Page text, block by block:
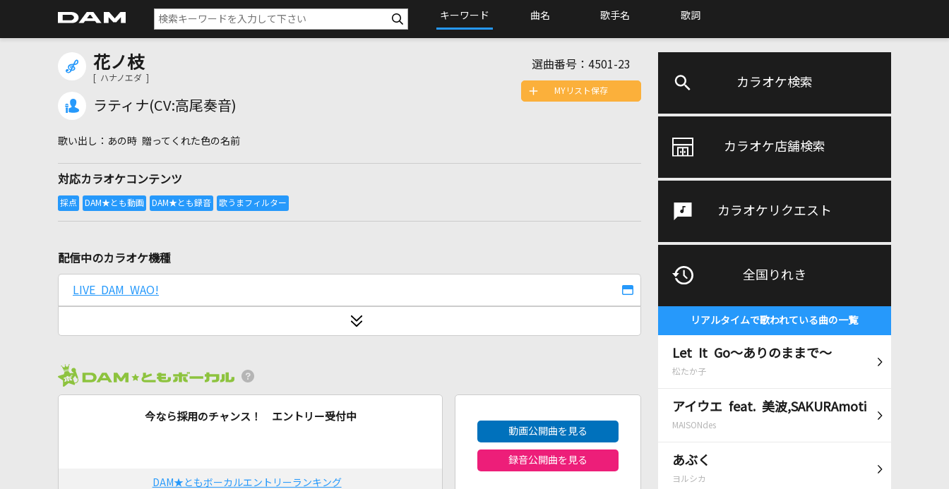
キーワード 曲名 歌手名 歌詞
カラオケ検索
カラオケ店舗検索
カラオケリクエスト
全国りれき
リアルタイムで歌われている曲の一覧
Let It Go～ありのままで～
松たか子
アイウエ feat. 美波,SAKURAmoti
MAISONdes
あぶく
ヨルシカ
花ノ枝
[ ハナノエダ ]
ラティナ(CV:高尾奏音)
選曲番号： 4501-23
あの時 贈ってくれた色の名前
対応カラオケコンテンツ
MYリスト保存
配信中のカラオケ機種
LIVE DAM WAO!
今なら採用のチャンス！ エントリー受付中
DAM★ともボーカルエントリーランキング
動画公開曲を見る
録音公開曲を見る